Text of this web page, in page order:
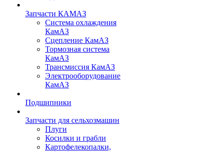
Запчасти КАМАЗ
Система охлаждения
КамАЗ
Сцепление КамАЗ
Тормозная система
КамАЗ
Трансмиссия КамАЗ
Электрооборудование
КамАЗ
Подшипники
Запчасти для сельхозмашин
Плуги
Косилки и грабли
Картофелекопалки,